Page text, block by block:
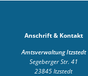
Anschrift & Kontakt
Amtsverwaltung Itzstedt
Segeberger Str. 41
23845Itzstedt